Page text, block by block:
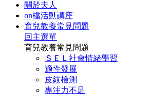
關於夫人
on檔活動講座
育兒教養常見問題
回主選單
育兒教養常見問題
ＳＥＬ社會情緒學習
適性發展
皮紋檢測
專注力不足